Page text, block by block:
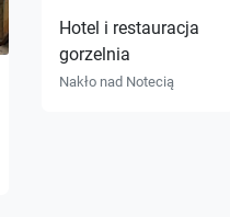
Hotel i restauracja
gorzelnia
Nakło nad Notecią